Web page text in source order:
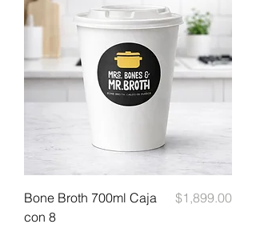
Bone Broth 700ml Caja
con 8
Precio
$1,899.00